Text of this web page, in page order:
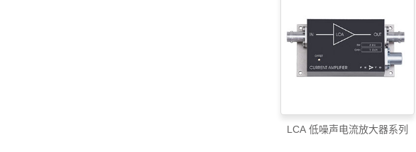
LCA 低噪声电流放大器系列